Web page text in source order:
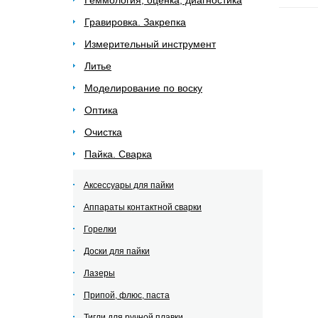
Гравировка. Закрепка
Измерительный инструмент
Литье
Моделирование по воску
Оптика
Очистка
Пайка. Сварка
Аксессуары для пайки
Аппараты контактной сварки
Горелки
Доски для пайки
Лазеры
Припой, флюс, паста